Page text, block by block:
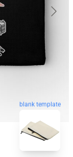
blank template